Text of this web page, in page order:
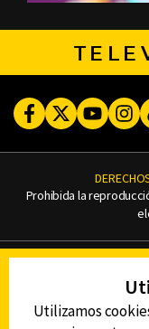
FacebookTwitter
Prohibida la
Utilizamos